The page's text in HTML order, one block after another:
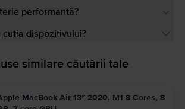
performantă?
cutia dispozitivului?
similare căutării tale
MacBook Air 13″ 2020, M1 8 Cores, 8